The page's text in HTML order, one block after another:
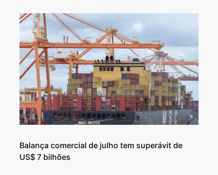
Balança comercial de julho tem superávit de
US$ 7 bilhões